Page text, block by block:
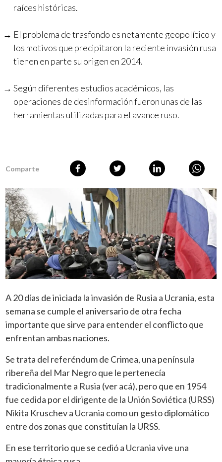
raíces históricas.
El problema de trasfondo es netamente geopolítico y
los motivos que precipitaron la reciente invasión rusa
tienen en parte su origen en 2014.
Según diferentes estudios académicos, las
operaciones de desinformación fueron unas de las
herramientas utilizadas para el avance ruso.
Comparte
A 20 días de iniciada la invasión de Rusia a Ucrania, esta
semana se cumple el aniversario de otra fecha
importante que sirve para entender el conflicto que
enfrentan ambas naciones.
Se trata del referéndum de Crimea, una península
ribereña del Mar Negro que le pertenecía
tradicionalmente a Rusia (ver acá), pero que en 1954
fue cedida por el dirigente de la Unión Soviética (URSS)
Nikita Kruschev a Ucrania como un gesto diplomático
entre dos zonas que constituían la URSS.
En ese territorio que se cedió a Ucrania vive una